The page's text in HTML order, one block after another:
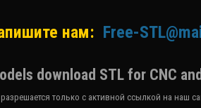
нам: Free-
download STL for CNC
только с активной ссылкой на наш